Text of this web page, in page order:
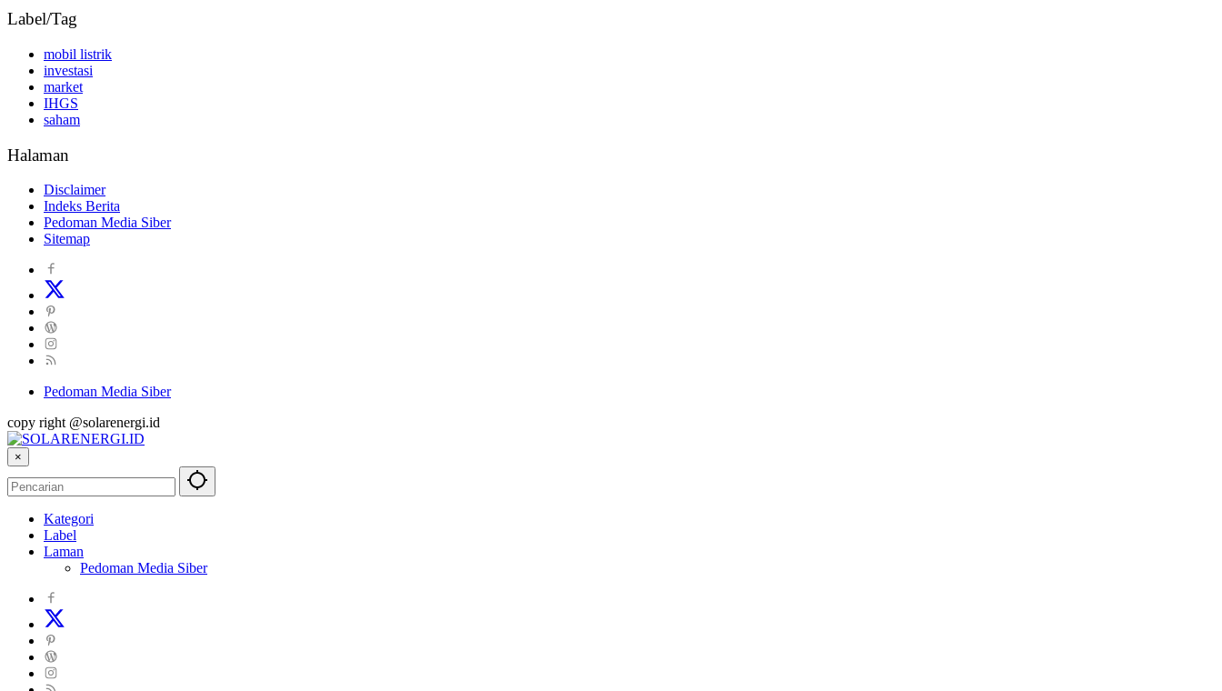
Label/Tag
mobil listrik
investasi
market
IHGS
saham
Halaman
Disclaimer
Indeks Berita
Pedoman Media Siber
Sitemap
Pedoman Media Siber
copy right @solarenergi.id
×
Kategori
Label
Laman
Pedoman Media Siber